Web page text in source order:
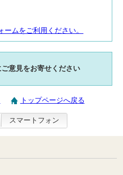
ームをご利用ください。
意見をお寄せください
トップページへ戻る
スマートフォン